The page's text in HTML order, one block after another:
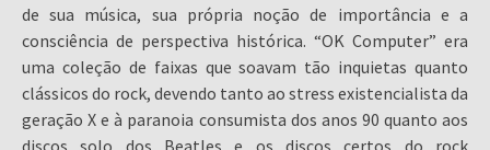
de sua música, sua própria noção de importância e a
consciência de perspectiva histórica. “OK Computer” era
uma coleção de faixas que soavam tão inquietas quanto
clássicos do rock, devendo tanto ao stress existencialista da
geração X e à paranoia consumista dos anos 90 quanto aos
discos solo dos Beatles e os discos certos do rock